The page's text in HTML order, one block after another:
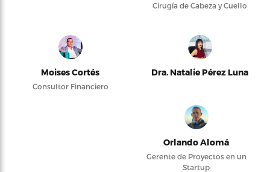
Cirugía de Cabeza y Cuello
Moises Cortés
Consultor Financiero
Dra. Natalie Pérez Luna
Orlando Alomá
Gerente de Proyectos en un
Startup